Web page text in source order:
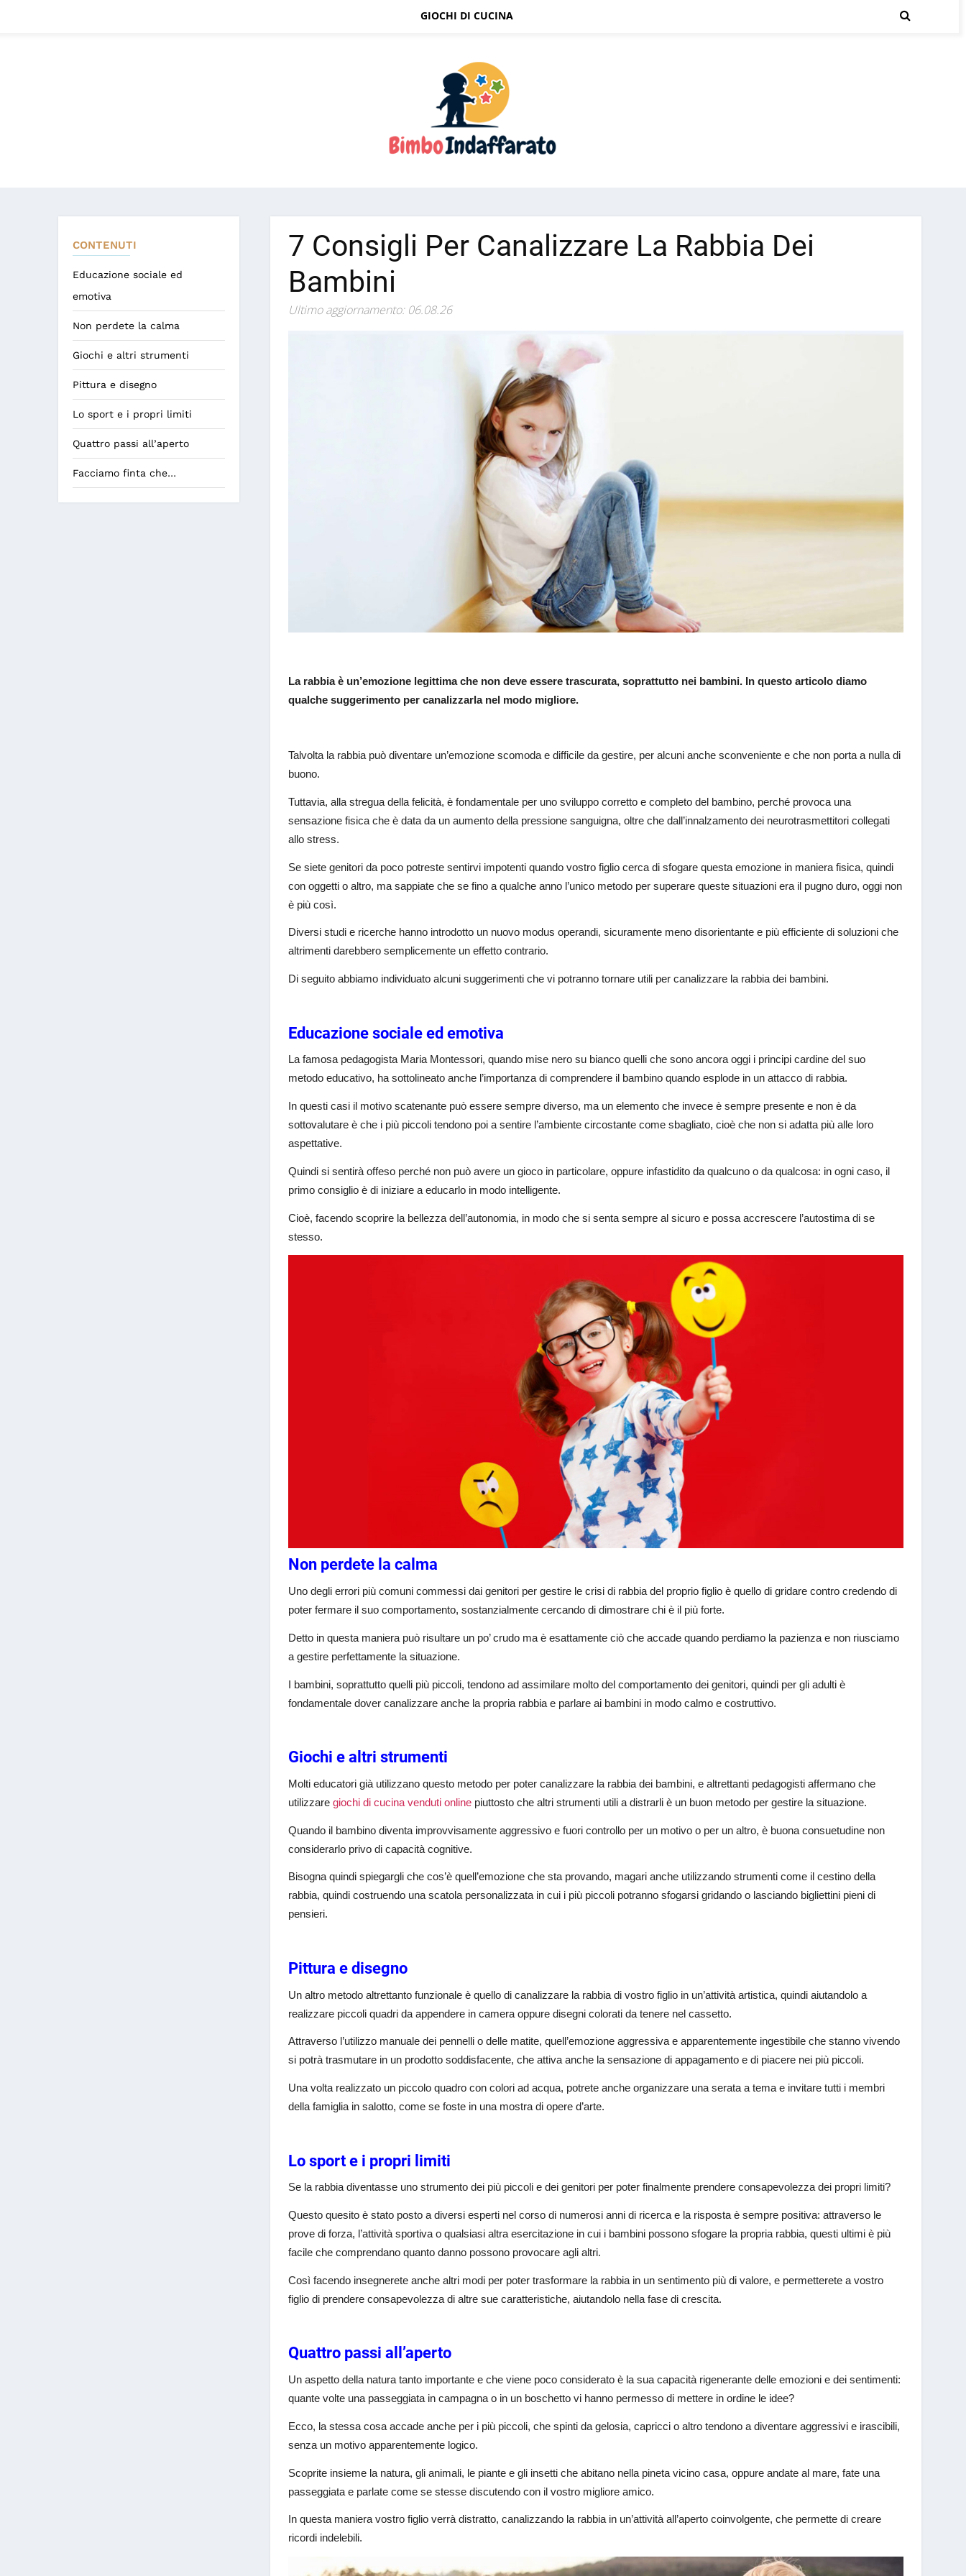
GIOCHI DI CUCINA
CONTENUTI
Educazione sociale ed
emotiva
Non perdete la calma
Giochi e altri strumenti
Pittura e disegno
Lo sport e i propri limiti
Quattro passi all’aperto
Facciamo finta che…
7 Consigli Per Canalizzare La Rabbia Dei
Bambini
Ultimo aggiornamento: 06.08.26
La rabbia è un’emozione legittima che non deve essere trascurata, soprattutto nei bambini. In questo articolo diamo
qualche suggerimento per canalizzarla nel modo migliore.
Talvolta la rabbia può diventare un’emozione scomoda e difficile da gestire, per alcuni anche sconveniente e che non porta a nulla di
buono.
Tuttavia, alla stregua della felicità, è fondamentale per uno sviluppo corretto e completo del bambino, perché provoca una
sensazione fisica che è data da un aumento della pressione sanguigna, oltre che dall’innalzamento dei neurotrasmettitori collegati
allo stress.
Se siete genitori da poco potreste sentirvi impotenti quando vostro figlio cerca di sfogare questa emozione in maniera fisica, quindi
con oggetti o altro, ma sappiate che se fino a qualche anno l’unico metodo per superare queste situazioni era il pugno duro, oggi non
è più così.
Diversi studi e ricerche hanno introdotto un nuovo modus operandi, sicuramente meno disorientante e più efficiente di soluzioni che
altrimenti darebbero semplicemente un effetto contrario.
Di seguito abbiamo individuato alcuni suggerimenti che vi potranno tornare utili per canalizzare la rabbia dei bambini.
Educazione sociale ed emotiva
La famosa pedagogista Maria Montessori, quando mise nero su bianco quelli che sono ancora oggi i principi cardine del suo
metodo educativo, ha sottolineato anche l’importanza di comprendere il bambino quando esplode in un attacco di rabbia.
In questi casi il motivo scatenante può essere sempre diverso, ma un elemento che invece è sempre presente e non è da
sottovalutare è che i più piccoli tendono poi a sentire l’ambiente circostante come sbagliato, cioè che non si adatta più alle loro
aspettative.
Quindi si sentirà offeso perché non può avere un gioco in particolare, oppure infastidito da qualcuno o da qualcosa: in ogni caso, il
primo consiglio è di iniziare a educarlo in modo intelligente.
Cioè, facendo scoprire la bellezza dell’autonomia, in modo che si senta sempre al sicuro e possa accrescere l’autostima di se
stesso.
Non perdete la calma
Uno degli errori più comuni commessi dai genitori per gestire le crisi di rabbia del proprio figlio è quello di gridare contro credendo di
poter fermare il suo comportamento, sostanzialmente cercando di dimostrare chi è il più forte.
Detto in questa maniera può risultare un po’ crudo ma è esattamente ciò che accade quando perdiamo la pazienza e non riusciamo
a gestire perfettamente la situazione.
I bambini, soprattutto quelli più piccoli, tendono ad assimilare molto del comportamento dei genitori, quindi per gli adulti è
fondamentale dover canalizzare anche la propria rabbia e parlare ai bambini in modo calmo e costruttivo.
Giochi e altri strumenti
Molti educatori già utilizzano questo metodo per poter canalizzare la rabbia dei bambini, e altrettanti pedagogisti affermano che
utilizzaregiochi di cucina venduti online piuttosto che altri strumenti utili a distrarli è un buon metodo per gestire la situazione.
Quando il bambino diventa improvvisamente aggressivo e fuori controllo per un motivo o per un altro, è buona consuetudine non
considerarlo privo di capacità cognitive.
Bisogna quindi spiegargli che cos’è quell’emozione che sta provando, magari anche utilizzando strumenti come il cestino della
rabbia, quindi costruendo una scatola personalizzata in cui i più piccoli potranno sfogarsi gridando o lasciando bigliettini pieni di
pensieri.
Pittura e disegno
Un altro metodo altrettanto funzionale è quello di canalizzare la rabbia di vostro figlio in un’attività artistica, quindi aiutandolo a
realizzare piccoli quadri da appendere in camera oppure disegni colorati da tenere nel cassetto.
Attraverso l’utilizzo manuale dei pennelli o delle matite, quell’emozione aggressiva e apparentemente ingestibile che stanno vivendo
si potrà trasmutare in un prodotto soddisfacente, che attiva anche la sensazione di appagamento e di piacere nei più piccoli.
Una volta realizzato un piccolo quadro con colori ad acqua, potrete anche organizzare una serata a tema e invitare tutti i membri
della famiglia in salotto, come se foste in una mostra di opere d’arte.
Lo sport e i propri limiti
Se la rabbia diventasse uno strumento dei più piccoli e dei genitori per poter finalmente prendere consapevolezza dei propri limiti?
Questo quesito è stato posto a diversi esperti nel corso di numerosi anni di ricerca e la risposta è sempre positiva: attraverso le
prove di forza, l’attività sportiva o qualsiasi altra esercitazione in cui i bambini possono sfogare la propria rabbia, questi ultimi è più
facile che comprendano quanto danno possono provocare agli altri.
Così facendo insegnerete anche altri modi per poter trasformare la rabbia in un sentimento più di valore, e permetterete a vostro
figlio di prendere consapevolezza di altre sue caratteristiche, aiutandolo nella fase di crescita.
Quattro passi all’aperto
Un aspetto della natura tanto importante e che viene poco considerato è la sua capacità rigenerante delle emozioni e dei sentimenti:
quante volte una passeggiata in campagna o in un boschetto vi hanno permesso di mettere in ordine le idee?
Ecco, la stessa cosa accade anche per i più piccoli, che spinti da gelosia, capricci o altro tendono a diventare aggressivi e irascibili,
senza un motivo apparentemente logico.
Scoprite insieme la natura, gli animali, le piante e gli insetti che abitano nella pineta vicino casa, oppure andate al mare, fate una
passeggiata e parlate come se stesse discutendo con il vostro migliore amico.
In questa maniera vostro figlio verrà distratto, canalizzando la rabbia in un’attività all’aperto coinvolgente, che permette di creare
ricordi indelebili.